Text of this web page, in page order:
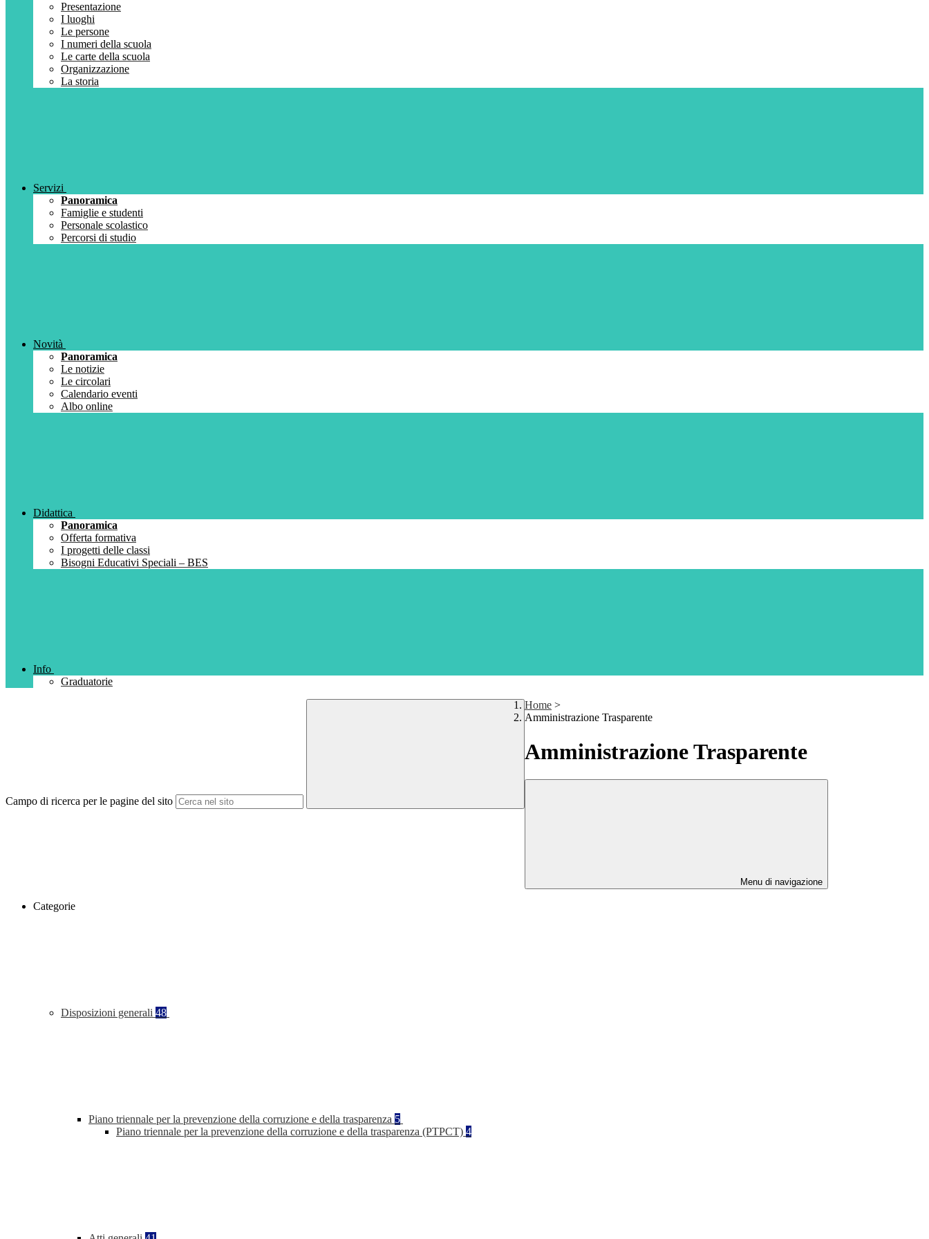
Presentazione
I luoghi
Le persone
I numeri della scuola
Le carte della scuola
Organizzazione
La storia
Servizi
Panoramica
Famiglie e studenti
Personale scolastico
Percorsi di studio
Novità
Panoramica
Le notizie
Le circolari
Calendario eventi
Albo online
Didattica
Panoramica
Offerta formativa
I progetti delle classi
Bisogni Educativi Speciali – BES
Info
Graduatorie
Campo di ricerca per le pagine del sito
Home >
Amministrazione Trasparente
Amministrazione Trasparente
Menu di navigazione
Categorie
Disposizioni generali 48
Piano triennale per la prevenzione della corruzione e della trasparenza 5
Piano triennale per la prevenzione della corruzione e della trasparenza (PTPCT) 4